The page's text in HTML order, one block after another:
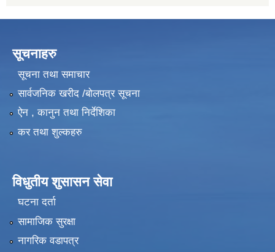
सूचनाहरु
सूचना तथा समाचार
सार्वजनिक खरीद /बोलपत्र सूचना
ऐन , कानुन तथा निर्देशिका
कर तथा शुल्कहरु
विधुतीय शुसासन सेवा
घटना दर्ता
सामाजिक सुरक्षा
नागरिक वडापत्र